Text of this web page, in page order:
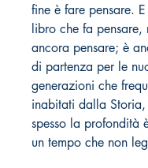
fine è fare pensare.
libro che fa pensare,
ancora pensare; è
di partenza per le
generazioni che
inabitati dalla
spesso la profondità
un tempo che non